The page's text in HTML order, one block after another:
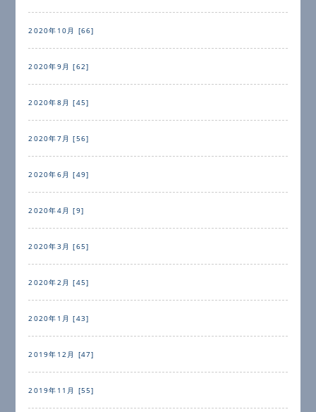
2020年10月 [66]
2020年9月 [62]
2020年8月 [45]
2020年7月 [56]
2020年6月 [49]
2020年4月 [9]
2020年3月 [65]
2020年2月 [45]
2020年1月 [43]
2019年12月 [47]
2019年11月 [55]